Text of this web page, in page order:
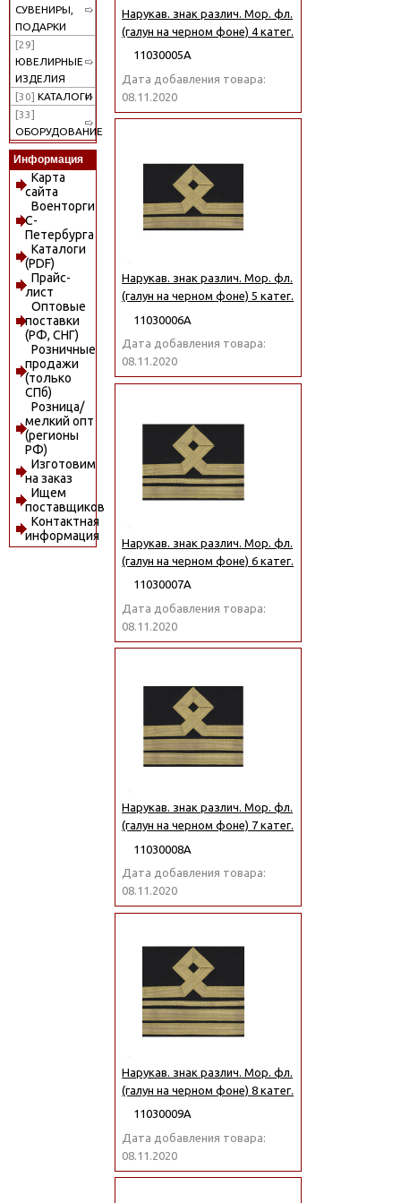
СУВЕНИРЫ,
ПОДАРКИ
[29]
ЮВЕЛИРНЫЕ
ИЗДЕЛИЯ
[30] КАТАЛОГИ
[33]
ОБОРУДОВАНИЕ
Информация
Карта
сайта
Военторги
С-
Петербурга
Каталоги
(PDF)
Прайс-
лист
Оптовые
поставки
(РФ, СНГ)
Розничные
продажи
(только
СПб)
Розница/
мелкий опт
(регионы
РФ)
Изготовим
на заказ
Ищем
поставщиков
Контактная
информация
Нарукав. знак различ. Мор. фл.
(галун на черном фоне) 4 катег.
11030005А
Дата добавления товара:
08.11.2020
Нарукав. знак различ. Мор. фл.
(галун на черном фоне) 5 катег.
11030006А
Дата добавления товара:
08.11.2020
Нарукав. знак различ. Мор. фл.
(галун на черном фоне) 6 катег.
11030007А
Дата добавления товара:
08.11.2020
Нарукав. знак различ. Мор. фл.
(галун на черном фоне) 7 катег.
11030008А
Дата добавления товара:
08.11.2020
Нарукав. знак различ. Мор. фл.
(галун на черном фоне) 8 катег.
11030009А
Дата добавления товара:
08.11.2020